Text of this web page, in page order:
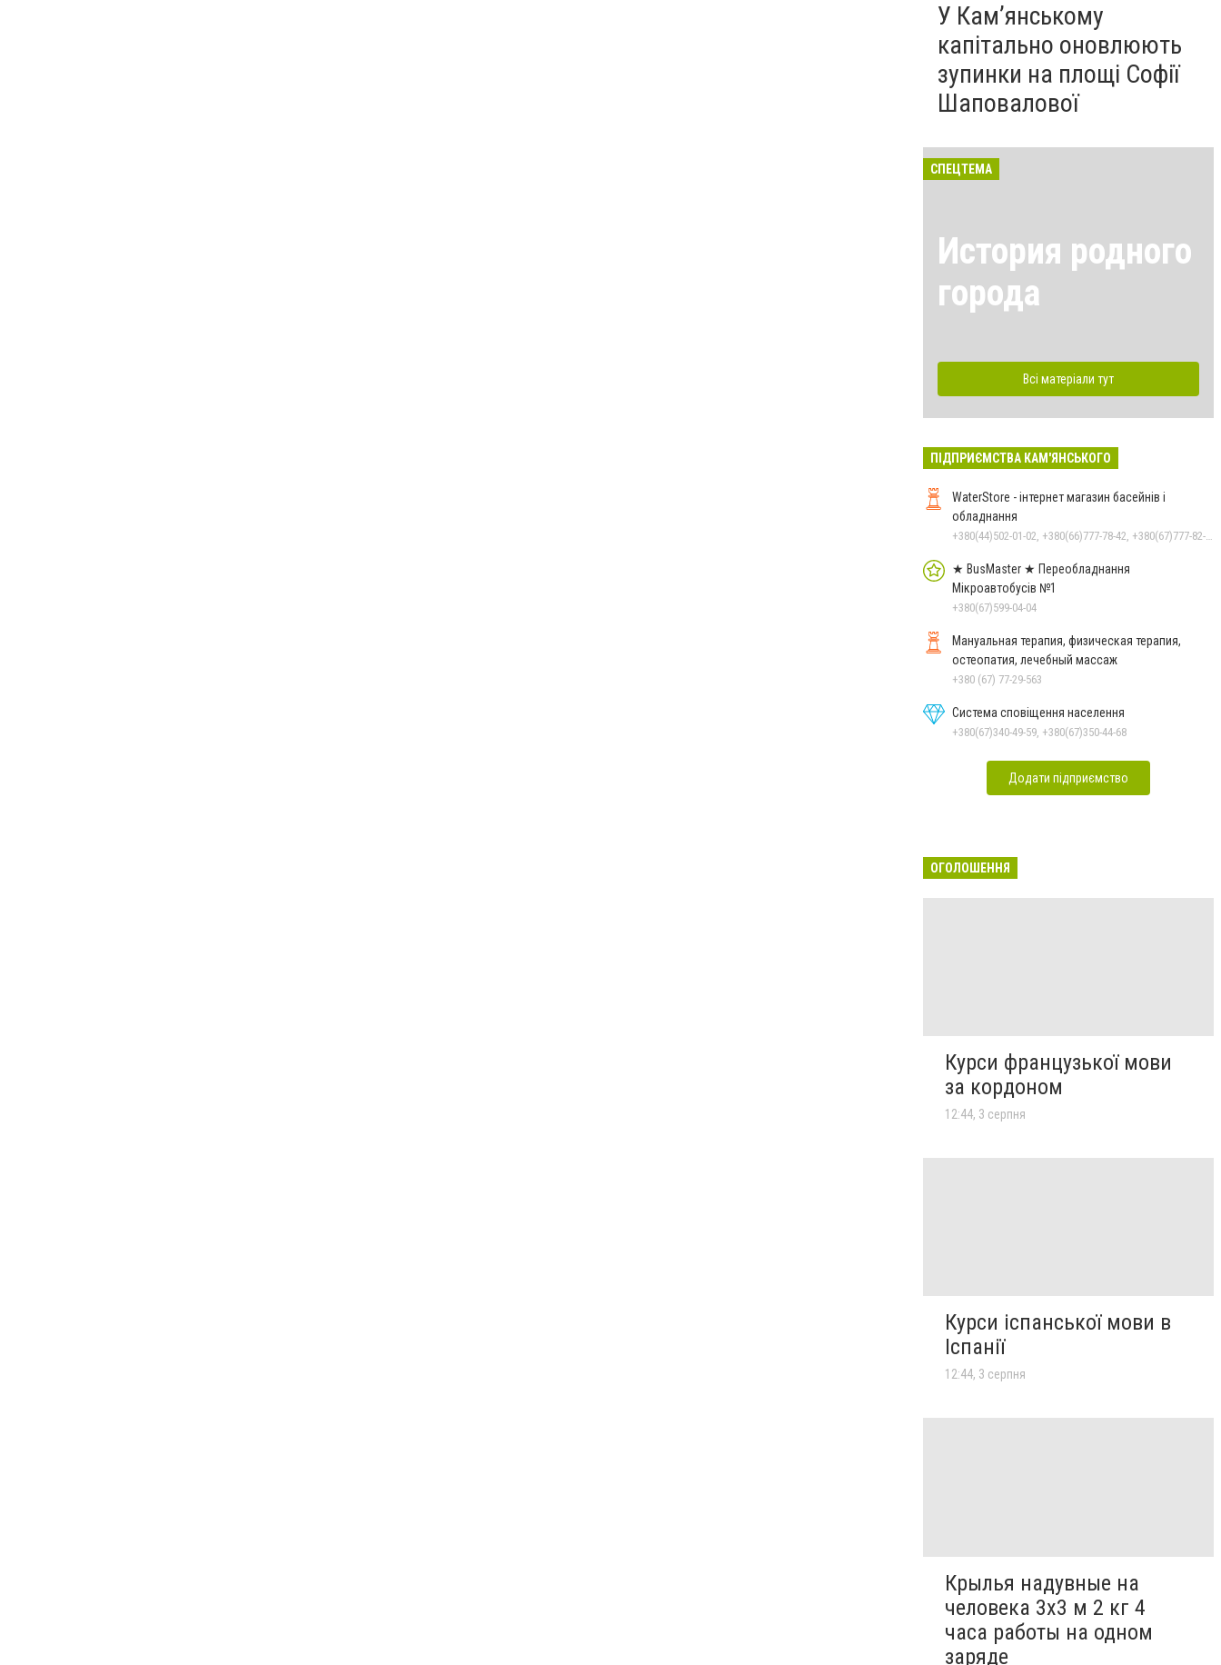
У Кам’янському
капітально оновлюють
зупинки на площі Софії
Шаповалової
СПЕЦТЕМА
История родного
города
Всі матеріали тут
ПІДПРИЄМСТВА КАМ'ЯНСЬКОГО
WaterStore - інтернет магазин басейнів і
обладнання
★ BusMaster ★ Переобладнання
Мікроавтобусів №1
+380(67)599-04-04
Мануальная терапия, физическая терапия,
остеопатия, лечебный массаж
+380 (67) 77-29-563
Система сповіщення населення
+380(67)340-49-59, +380(67)350-44-68
Додати підприємство
ОГОЛОШЕННЯ
Курси французької мови
за кордоном
12:44, 3 серпня
Курси іспанської мови в
Іспанії
12:44, 3 серпня
Крылья надувные на
человека 3х3 м 2 кг 4
часа работы на одном
заряде